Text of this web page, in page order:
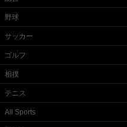
野球
サッカー
ゴルフ
相撲
テニス
All Sports